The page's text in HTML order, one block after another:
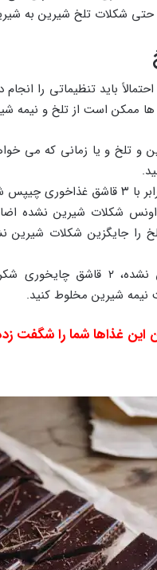
حتی شکلات تلخ شیرین به
باید تنظیماتی را
ها ممکن است از تلخ و نیمه
و تلخ و یا زمانی که می
است.
این غذاها شما را شگفت